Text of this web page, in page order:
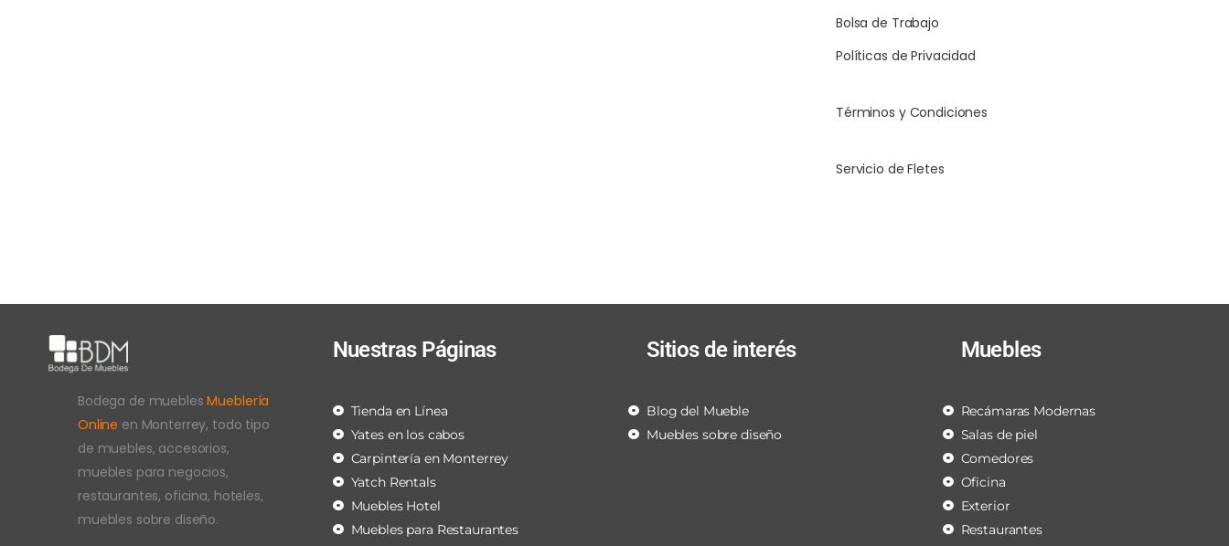
Bolsa de Trabajo
Políticas de Privacidad
Términos y Condiciones
Servicio de Fletes
Bodega de mueblesMueblería
Online en Monterrey, todo tipo
de muebles, accesorios,
muebles para negocios,
restaurantes, oficina, hoteles,
muebles sobre diseño.
Nuestras Páginas
Tienda en Línea
Yates en los cabos
Carpintería en Monterrey
Yatch Rentals
Muebles Hotel
Muebles para Restaurantes
Sitios de interés
Blog del Mueble
Muebles sobre diseño
Muebles
Recámaras Modernas
Salas de piel
Comedores
Oficina
Exterior
Restaurantes